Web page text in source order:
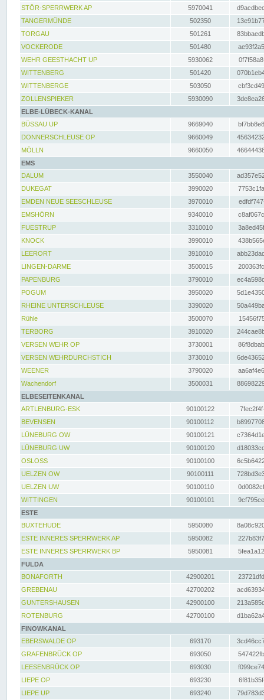
STÖR-SPERRWERK AP 5970041
TANGERMÜNDE
502350
TORGAU
501261
VOCKERODE
501480
WEHR GEESTHACHT UP
5930062
WITTENBERG
501420
WITTENBERGE
503050
ZOLLENSPIEKER
5930090
ELBE-LÜBECK-KANAL
BÜSSAU UP
9669040
DONNERSCHLEUSE OP
9660049
MÖLLN
9660050
EMS
DALUM
3550040
DUKEGAT
3990020
EMDEN NEUE SEESCHLEUSE
3970010
EMSHÖRN
9340010
FUESTRUP
3310010
KNOCK
3990010
LEERORT
3910010
LINGEN-DARME
3500015
PAPENBURG
3790010
POGUM
3950020
RHEINE UNTERSCHLEUSE
3390020
Rühle
3500070
TERBORG
3910020
VERSEN WEHR OP
3730001
VERSEN WEHRDURCHSTICH
3730010
WEENER
3790020
Wachendorf
3500031
ELBESEITENKANAL
ARTLENBURG-ESK
90100122
BEVENSEN
90100112
LÜNEBURG OW
90100121
LÜNEBURG UW
90100120
OSLOSS
90100100
UELZEN OW
90100111
UELZEN UW
90100110
WITTINGEN
90100101
ESTE
BUXTEHUDE
5950080
ESTE INNERES SPERRWERK AP
5950082
ESTE INNERES SPERRWERK BP
5950081
FULDA
BONAFORTH
42900201
GREBENAU
42700202
GUNTERSHAUSEN
42900100
ROTENBURG
42700100
FINOWKANAL
EBERSWALDE OP
693170
GRAFENBRÜCK OP
693050
LEESENBRÜCK OP
693030
LIEPE OP
693230
LIEPE UP
693240